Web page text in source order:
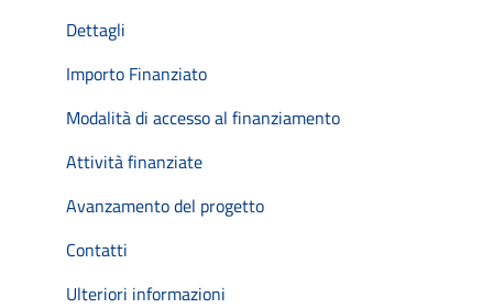
Dettagli
Importo Finanziato
Modalità di accesso al finanziamento
Attività finanziate
Avanzamento del progetto
Contatti
Ulteriori informazioni